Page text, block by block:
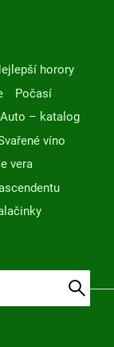
horory
Počasí
Auto – katalog
víno
vera